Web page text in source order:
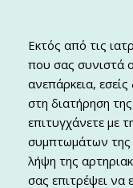
Εκτός από τις
που σας συνιστά
ανεπάρκεια,
στη διατήρηση
επιτυγχάνετε με
συμπτωμάτων της
λήψη της
σας επιτρέψει να